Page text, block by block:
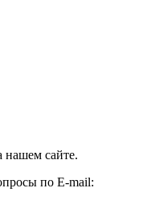
нашем сайте.
по E-mail: